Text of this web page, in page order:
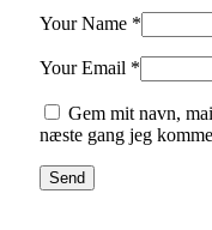
Your Name *
Your Email *
Gem mit navn,
næste gang jeg
Send